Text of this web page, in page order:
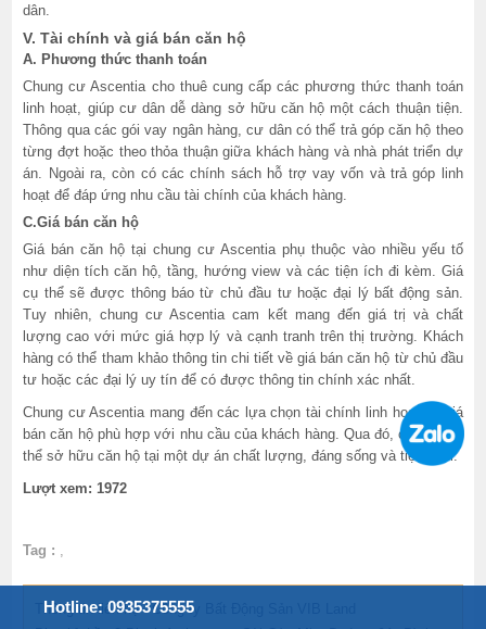
dân.
V. Tài chính và giá bán căn hộ
A. Phương thức thanh toán
Chung cư Ascentia cho thuê cung cấp các phương thức thanh toán
linh hoạt, giúp cư dân dễ dàng sở hữu căn hộ một cách thuận tiện.
Thông qua các gói vay ngân hàng, cư dân có thể trả góp căn hộ theo
từng đợt hoặc theo thỏa thuận giữa khách hàng và nhà phát triển dự
án. Ngoài ra, còn có các chính sách hỗ trợ vay vốn và trả góp linh
hoạt để đáp ứng nhu cầu tài chính của khách hàng.
C.Giá bán căn hộ
Giá bán căn hộ tại chung cư Ascentia phụ thuộc vào nhiều yếu tố
như diện tích căn hộ, tầng, hướng view và các tiện ích đi kèm. Giá
cụ thể sẽ được thông báo từ chủ đầu tư hoặc đại lý bất động sản.
Tuy nhiên, chung cư Ascentia cam kết mang đến giá trị và chất
lượng cao với mức giá hợp lý và cạnh tranh trên thị trường. Khách
hàng có thể tham khảo thông tin chi tiết về giá bán căn hộ từ chủ đầu
tư hoặc các đại lý uy tín để có được thông tin chính xác nhất.
Chung cư Ascentia mang đến các lựa chọn tài chính linh hoạt và giá
bán căn hộ phù hợp với nhu cầu của khách hàng. Qua đó, cư dân có
thể sở hữu căn hộ tại một dự án chất lượng, đáng sống và tiện nghi.
Lượt xem: 1972
Tag :
Thông tin liên hệ - Công ty Bất Động Sản VIB Land
Hotline: 0935375555